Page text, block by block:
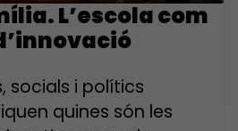
L’escola com
socials i polítics
quines són les